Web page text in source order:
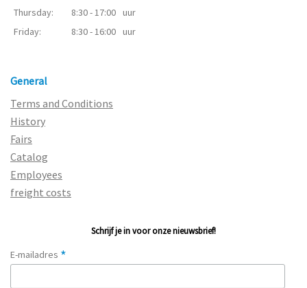
Thursday:
8:30 - 17:00 uur
Friday:
8:30 - 16:00 uur
General
Terms and Conditions
History
Fairs
Catalog
Employees
freight costs
Schrijf je in voor onze nieuwsbrief!
E-mailadres *